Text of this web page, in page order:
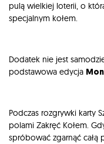
pulą wielkiej loterii, o
specjalnym kołem.
Dodatek nie jest
podstawowa edycja
Podczas rozgrywki karty
polami Zakręć Kołem.
spróbować zgarnąć